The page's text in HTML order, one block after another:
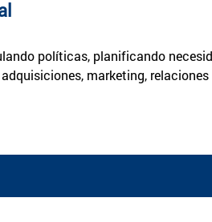
políticas, planificando
marketing,